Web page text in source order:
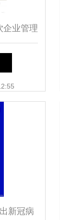
企业管理
趋势
新冠病